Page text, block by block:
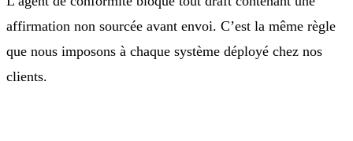
affirmation non sourcée avant envoi. C’est la même règle
que nous imposons à chaque système déployé chez nos
clients.